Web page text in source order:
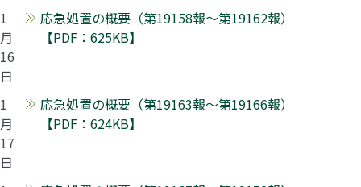
1
月
16
日
応急処置の概要（第19158報～第19162報）
【PDF：625KB】
1
月
17
日
応急処置の概要（第19163報～第19166報）
【PDF：624KB】